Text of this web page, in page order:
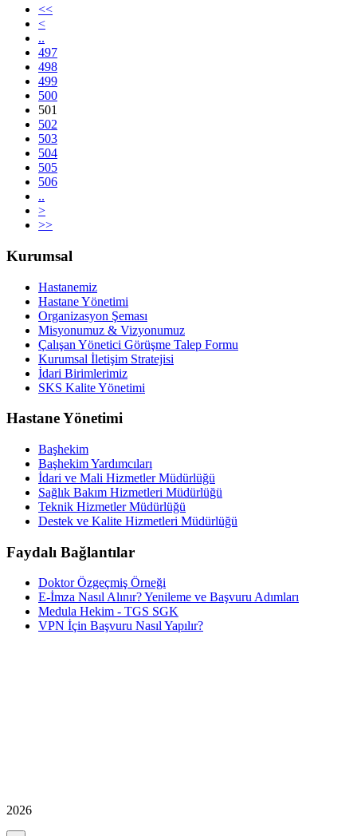
<<
<
..
497
498
499
500
501
502
503
504
505
506
..
>
>>
Kurumsal
Hastanemiz
Hastane Yönetimi
Organizasyon Şeması
Misyonumuz & Vizyonumuz
Çalışan Yönetici Görüşme Talep Formu
Kurumsal İletişim Stratejisi
İdari Birimlerimiz
SKS Kalite Yönetimi
Hastane Yönetimi
Başhekim
Başhekim Yardımcıları
İdari ve Mali Hizmetler Müdürlüğü
Sağlık Bakım Hizmetleri Müdürlüğü
Teknik Hizmetler Müdürlüğü
Destek ve Kalite Hizmetleri Müdürlüğü
Faydalı Bağlantılar
Doktor Özgeçmiş Örneği
E-İmza Nasıl Alınır? Yenileme ve Başvuru Adımları
Medula Hekim - TGS SGK
VPN İçin Başvuru Nasıl Yapılır?
2026